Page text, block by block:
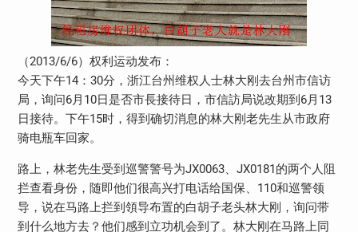
（2013/6/6）权利运动发布：
今天下午14：30分，浙江台州维权人士林大刚去台州市信访
局，询问6月10日是否市長接待日，市信訪局说改期到6月13
日接待。下午15时，得到确切消息的林大刚老先生从市政府
骑电瓶车回家。
路上，林老先生受到巡警警号为JX0063、JX0181的两个人阻
拦查看身份，随即他们很高兴打电话给国保、110和巡警领
导，说在马路上拦到領导布置的白胡子老头林大刚，询问带
到什么地方去？他们感到立功机会到了。林大刚在马路上同